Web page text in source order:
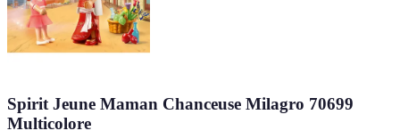
Spirit Jeune Maman Chanceuse Milagro 70699
Multicolore